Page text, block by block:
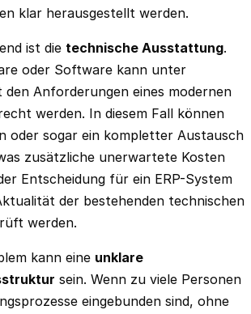
klar herausgestellt werden.
ist die technische Ausstattung.
oder Software kann unter
den Anforderungen eines modernen
werden. In diesem Fall können
oder sogar ein kompletter Austausch
zusätzliche unerwartete Kosten
Entscheidung für ein ERP-System
der bestehenden technischen
werden.
kann eine unklare
sein. Wenn zu viele Personen
eingebunden sind, ohne